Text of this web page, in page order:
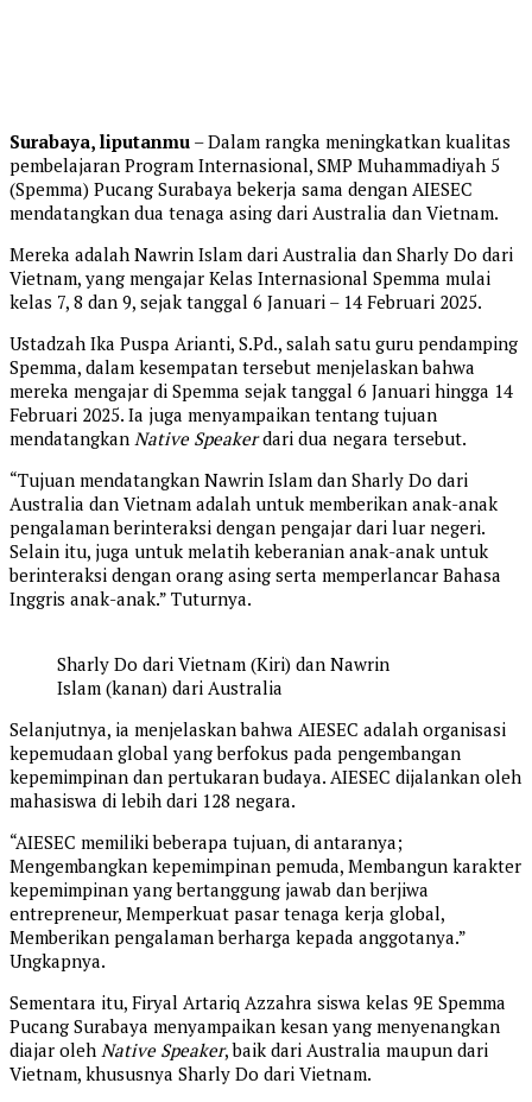
Surabaya, liputanmu – Dalam rangka meningkatkan kualitas
pembelajaran Program Internasional, SMP Muhammadiyah 5
(Spemma) Pucang Surabaya bekerja sama dengan AIESEC
mendatangkan dua tenaga asing dari Australia dan Vietnam.
Mereka adalah Nawrin Islam dari Australia dan Sharly Do dari
Vietnam, yang mengajar Kelas Internasional Spemma mulai
kelas 7, 8 dan 9, sejak tanggal 6 Januari – 14 Februari 2025.
Ustadzah Ika Puspa Arianti, S.Pd., salah satu guru pendamping
Spemma, dalam kesempatan tersebut menjelaskan bahwa
mereka mengajar di Spemma sejak tanggal 6 Januari hingga 14
Februari 2025. Ia juga menyampaikan tentang tujuan
mendatangkan Native Speakerdari dua negara tersebut.
“Tujuan mendatangkan Nawrin Islam dan Sharly Do dari
Australia dan Vietnam adalah untuk memberikan anak-anak
pengalaman berinteraksi dengan pengajar dari luar negeri.
Selain itu, juga untuk melatih keberanian anak-anak untuk
berinteraksi dengan orang asing serta memperlancar Bahasa
Inggris anak-anak.” Tuturnya.
Sharly Do dari Vietnam (Kiri) dan Nawrin
Islam (kanan) dari Australia
Selanjutnya, ia menjelaskan bahwa AIESEC adalah organisasi
kepemudaan global yang berfokus pada pengembangan
kepemimpinan dan pertukaran budaya. AIESEC dijalankan oleh
mahasiswa di lebih dari 128 negara.
“AIESEC memiliki beberapa tujuan, di antaranya;
Mengembangkan kepemimpinan pemuda, Membangun karakter
kepemimpinan yang bertanggung jawab dan berjiwa
entrepreneur, Memperkuat pasar tenaga kerja global,
Memberikan pengalaman berharga kepada anggotanya.”
Ungkapnya.
Sementara itu, Firyal Artariq Azzahra siswa kelas 9E Spemma
Pucang Surabaya menyampaikan kesan yang menyenangkan
diajar oleh Native Speaker, baik dari Australia maupun dari
Vietnam, khususnya Sharly Do dari Vietnam.